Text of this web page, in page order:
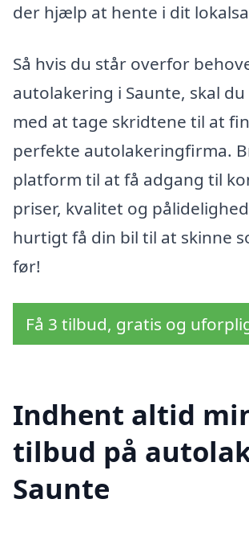
der hjælp at hente i dit
Så hvis du står overfor
autolakering i Saunte, skal
med at tage skridtene til at
perfekte autolakeringfirma.
platform til at få adgang til
priser, kvalitet og
hurtigt få din bil til at skinne
før!
Få 3 tilbud, gratis og
Indhent altid
tilbud på
Saunte